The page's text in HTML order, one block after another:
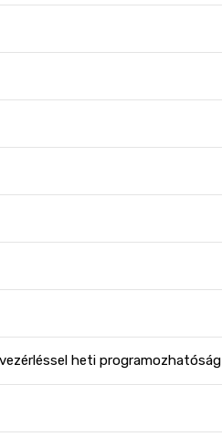
heti programozhatóság